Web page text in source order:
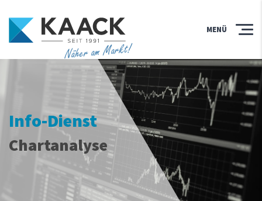
Näher am Markt!
MENÜ
Info-Dienst
Chartanalyse